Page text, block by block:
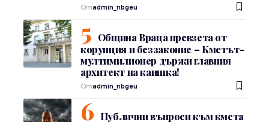
Отadmin_nbgeu
Община Враца превзета от
корупция и беззаконие – Кметът-
мултимилионер държи главния
архитект на каишка!
Отadmin_nbgeu
Публични въпроси към кмета